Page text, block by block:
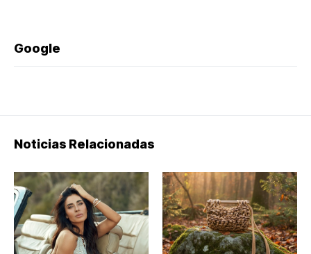
Google
Noticias Relacionadas